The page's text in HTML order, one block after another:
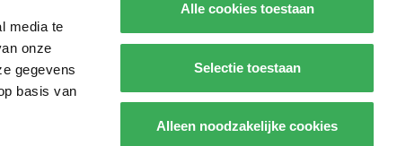
media te
onze
gegevens
basis van
Alle cookies toestaan
Selectie toestaan
Alleen noodzakelijke cookies
op